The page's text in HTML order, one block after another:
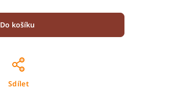
Do košíku
Sdílet